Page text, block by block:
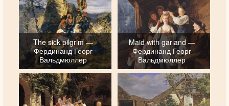
The sick pilgrim —
Фердинанд Георг
Вальдмюллер
Maid with garland —
Фердинанд Георг
Вальдмюллер